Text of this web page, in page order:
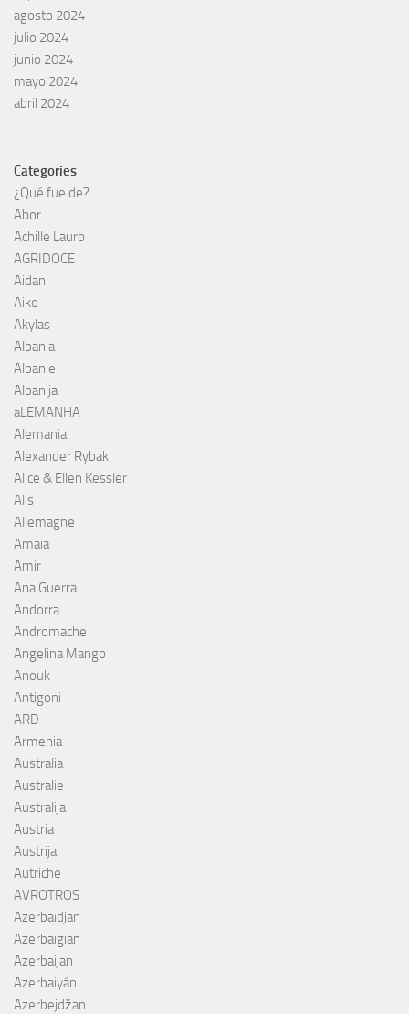
agosto 2024
julio 2024
junio 2024
mayo 2024
abril 2024
Categories
¿Qué fue de?
Abor
Achille Lauro
AGRIDOCE
Aidan
Aiko
Akylas
Albania
Albanie
Albanija
aLEMANHA
Alemania
Alexander Rybak
Alice & Ellen Kessler
Alis
Allemagne
Amaia
Amir
Ana Guerra
Andorra
Andromache
Angelina Mango
Anouk
Antigoni
ARD
Armenia
Australia
Australie
Australija
Austria
Austrija
Autriche
AVROTROS
Azerbaïdjan
Azerbaigian
Azerbaijan
Azerbaiyán
Azerbejdžan